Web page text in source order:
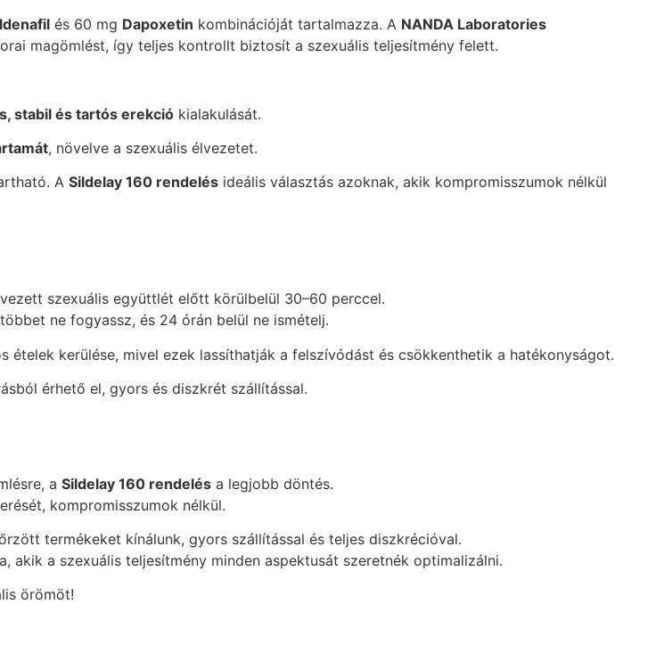
és 60 mg Dapoxetin kombinációját tartalmazza. A NANDA Laboratories
magömlést, így teljes kontrollt biztosít a szexuális teljesítmény felett.
stabil és tartós erekció kialakulását.
, növelve a szexuális élvezetet.
A Sildelay 160 rendelés ideális választás azoknak, akik kompromisszumok nélkül
szexuális együttlét előtt körülbelül 30–60 perccel.
ne fogyassz, és 24 órán belül ne ismételj.
kerülése, mivel ezek lassíthatják a felszívódást és csökkenthetik a hatékonyságot.
érhető el, gyors és diszkrét szállítással.
a Sildelay 160 rendelés a legjobb döntés.
kompromisszumok nélkül.
termékeket kínálunk, gyors szállítással és teljes diszkrécióval.
akik a szexuális teljesítmény minden aspektusát szeretnék optimalizálni.
örömöt!